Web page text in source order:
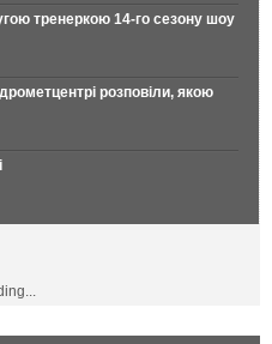
тренеркою 14-го сезону шоу
розповіли, якою